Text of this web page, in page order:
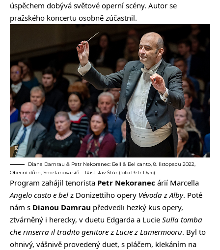
úspěchem dobývá světové operní scény. Autor se
pražského koncertu osobně zúčastnil.
Diana Damrau & Petr Nekoranec: Bell & Bel canto, 8. listopadu 2022,
Obecní dům, Smetanova síň – Rastislav Štúr (foto Petr Dyrc)
Program zahájil tenorista Petr Nekoranec árií Marcella
Angelo casto e bel z Donizettiho opery Vévoda z Alby. Poté
nám s Dianou Damrau předvedli hezký kus opery,
ztvárněný i herecky, v duetu Edgarda a Lucie Sulla tomba
che rinserra il tradito genitore z Lucie z Lamermooru. Byl to
ohnivý, vášnivě provedený duet, s pláčem, klekáním na